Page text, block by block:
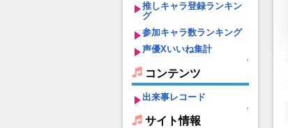
推しキャラ登録ランキン
グ
参加キャラ数ランキング
声優Xいいね集計
↑
コンテンツ
出来事レコード
↑
サイト情報